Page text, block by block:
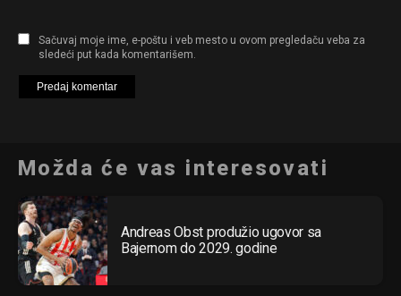
Sačuvaj moje ime, e-poštu i veb mesto u ovom pregledaču veba za
sledeći put kada komentarišem.
Možda će vas interesovati
Andreas Obst produžio ugovor sa
Bajernom do 2029. godine
Reddit